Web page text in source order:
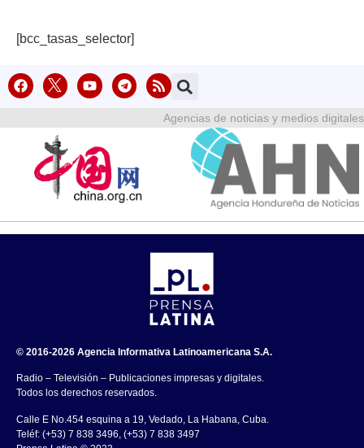
[bcc_tasas_selector]
Agencias de noticias y medios digitales
© 2016-2026 Agencia Informativa Latinoamericana S.A.
Radio – Televisión – Publicaciones impresas y digitales.
Todos los derechos reservados.
Calle E No.454 esquina a 19, Vedado, La Habana, Cuba.
Teléf: (+53) 7 838 3496, (+53) 7 838 3497